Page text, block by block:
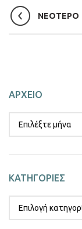
ΝΕΟΤΕΡΟ
ΑΡΧΕΙΟ
ΚΑΤΗΓΟΡΙΕΣ